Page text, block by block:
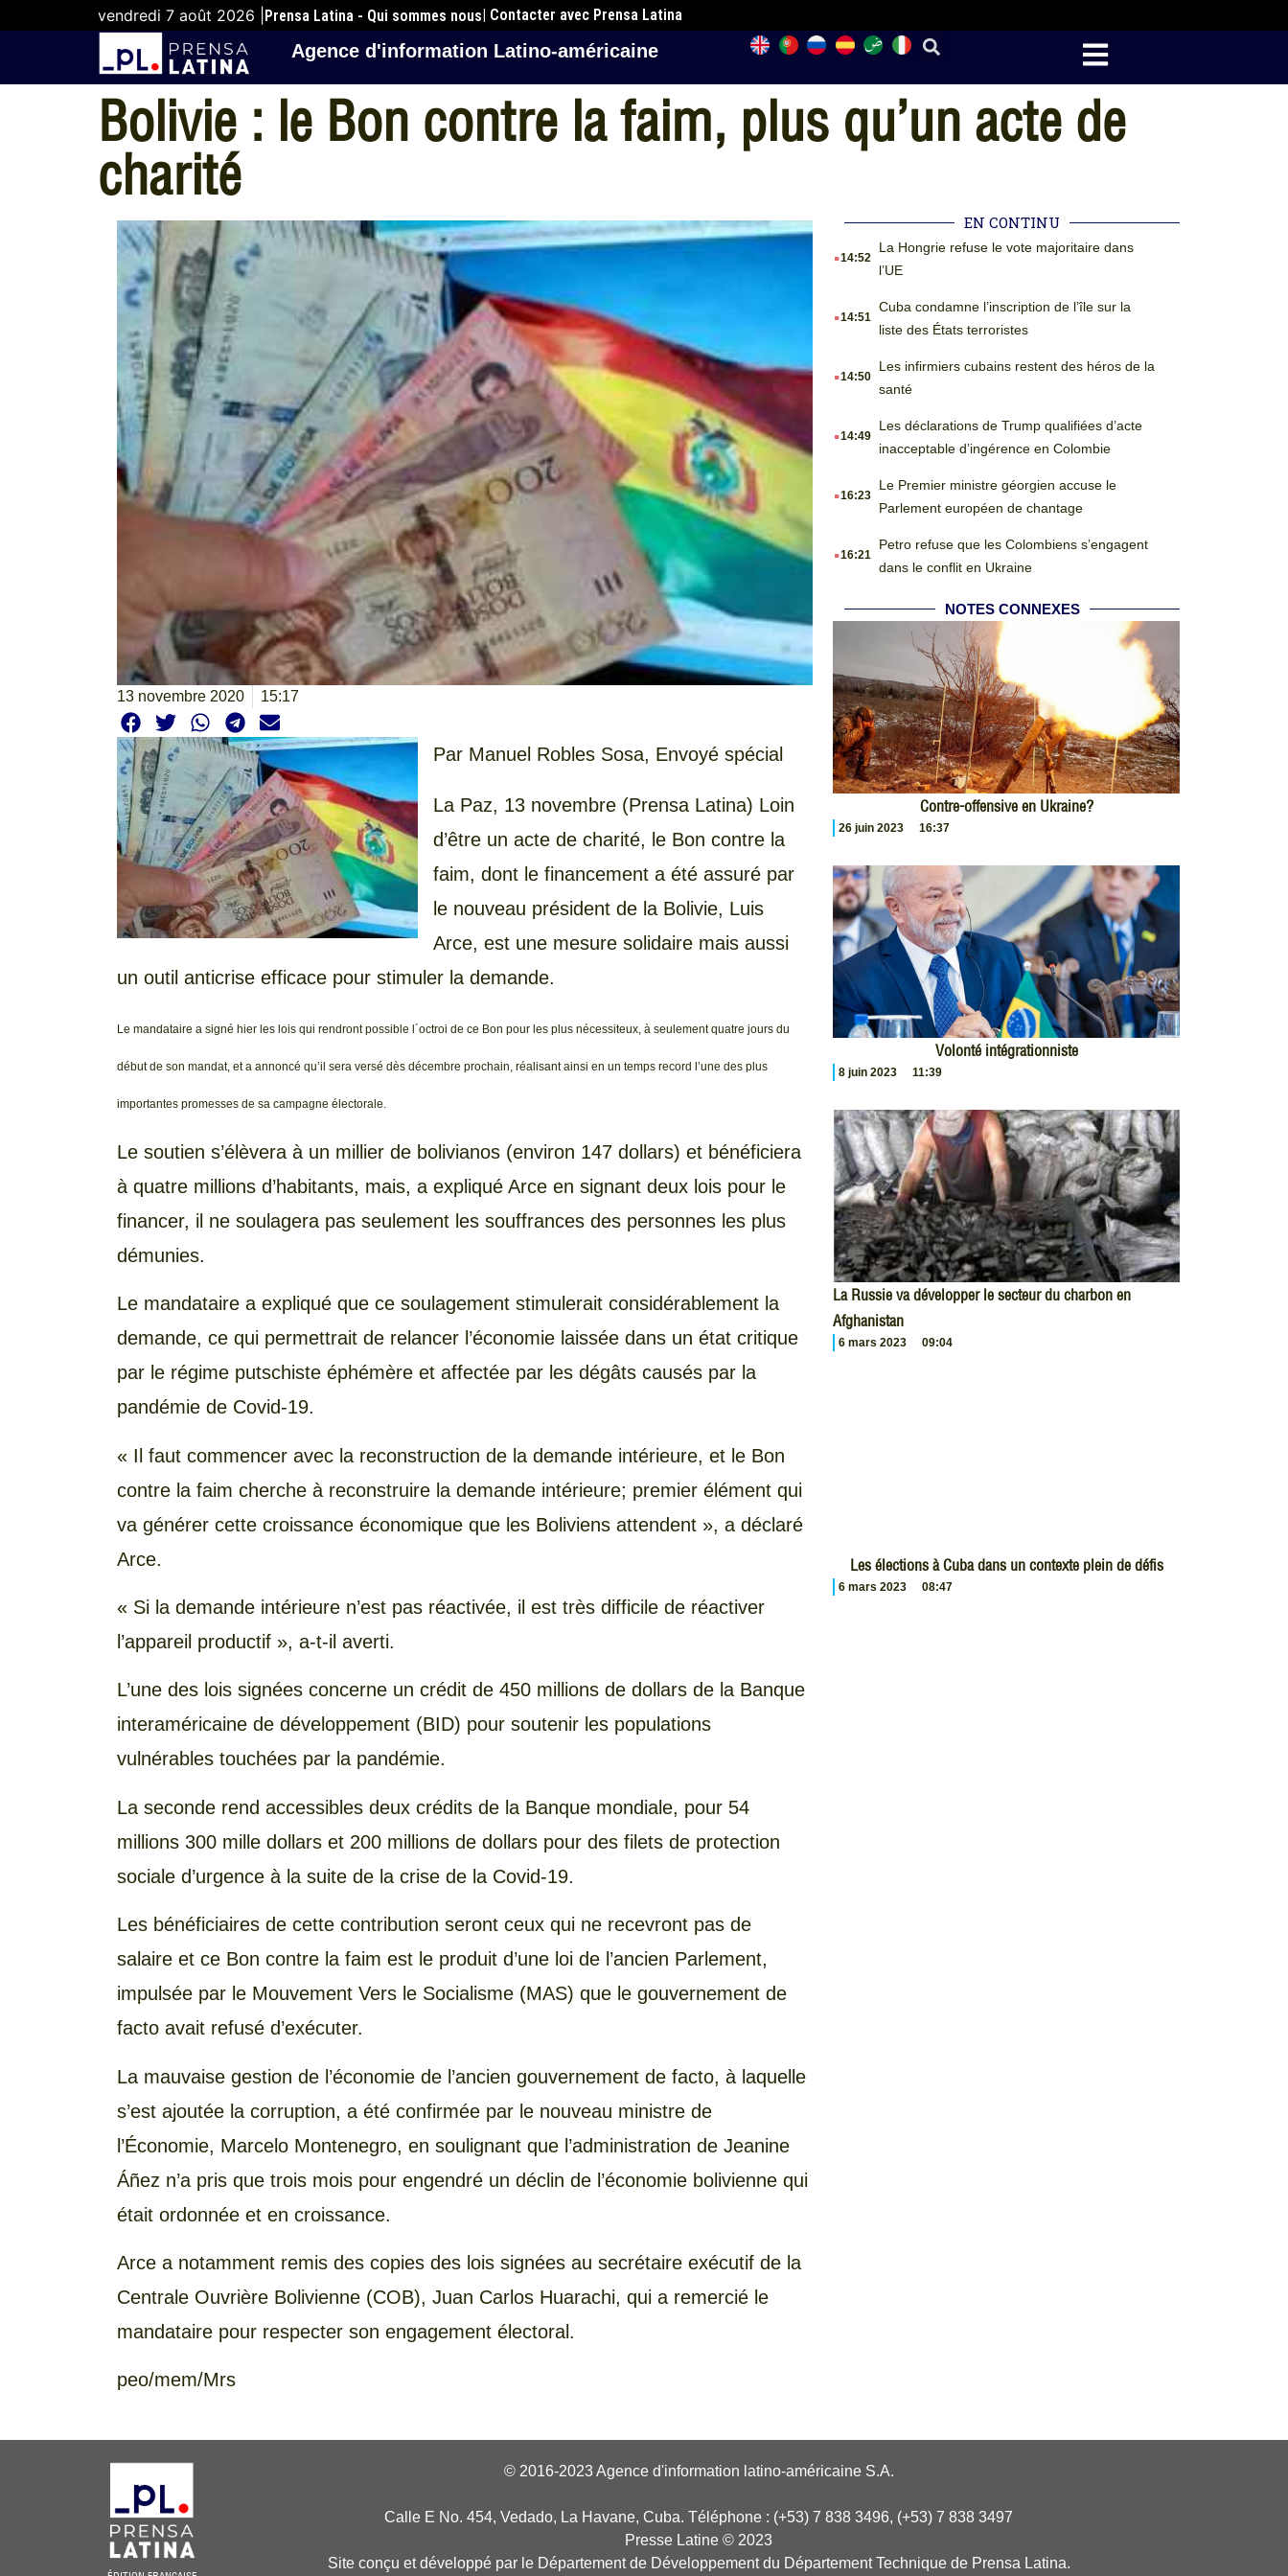
vendredi 7 août 2026 | Prensa Latina - Qui sommes nous| Contacter avec Prensa Latina
Agence d'information Latino-américaine
Bolivie : le Bon contre la faim, plus qu’un acte de
charité
13 novembre 2020 15:17
Par Manuel Robles Sosa, Envoyé spécial
La Paz, 13 novembre (Prensa Latina) Loin
d’être un acte de charité, le Bon contre la
faim, dont le financement a été assuré par
le nouveau président de la Bolivie, Luis
Arce, est une mesure solidaire mais aussi
un outil anticrise efficace pour stimuler la demande.
Le mandataire a signé hier les lois qui rendront possible l´octroi de ce Bon pour les plus nécessiteux, à seulement quatre jours du
début de son mandat, et a annoncé qu’il sera versé dès décembre prochain, réalisant ainsi en un temps record l’une des plus
importantes promesses de sa campagne électorale.
Le soutien s’élèvera à un millier de bolivianos (environ 147 dollars) et bénéficiera
à quatre millions d’habitants, mais, a expliqué Arce en signant deux lois pour le
financer, il ne soulagera pas seulement les souffrances des personnes les plus
démunies.
Le mandataire a expliqué que ce soulagement stimulerait considérablement la
demande, ce qui permettrait de relancer l’économie laissée dans un état critique
par le régime putschiste éphémère et affectée par les dégâts causés par la
pandémie de Covid-19.
« Il faut commencer avec la reconstruction de la demande intérieure, et le Bon
contre la faim cherche à reconstruire la demande intérieure; premier élément qui
va générer cette croissance économique que les Boliviens attendent », a déclaré
Arce.
« Si la demande intérieure n’est pas réactivée, il est très difficile de réactiver
l’appareil productif », a-t-il averti.
L’une des lois signées concerne un crédit de 450 millions de dollars de la Banque
interaméricaine de développement (BID) pour soutenir les populations
vulnérables touchées par la pandémie.
La seconde rend accessibles deux crédits de la Banque mondiale, pour 54
millions 300 mille dollars et 200 millions de dollars pour des filets de protection
sociale d’urgence à la suite de la crise de la Covid-19.
Les bénéficiaires de cette contribution seront ceux qui ne recevront pas de
salaire et ce Bon contre la faim est le produit d’une loi de l’ancien Parlement,
impulsée par le Mouvement Vers le Socialisme (MAS) que le gouvernement de
facto avait refusé d’exécuter.
La mauvaise gestion de l’économie de l’ancien gouvernement de facto, à laquelle
s’est ajoutée la corruption, a été confirmée par le nouveau ministre de
l’Économie, Marcelo Montenegro, en soulignant que l’administration de Jeanine
Áñez n’a pris que trois mois pour engendré un déclin de l’économie bolivienne qui
était ordonnée et en croissance.
Arce a notamment remis des copies des lois signées au secrétaire exécutif de la
Centrale Ouvrière Bolivienne (COB), Juan Carlos Huarachi, qui a remercié le
mandataire pour respecter son engagement électoral.
peo/mem/Mrs
EN CONTINU
.14:52
La Hongrie refuse le vote majoritaire dans
l’UE
.14:51
Cuba condamne l’inscription de l’île sur la
liste des États terroristes
.14:50
Les infirmiers cubains restent des héros de la
santé
.14:49
Les déclarations de Trump qualifiées d’acte
inacceptable d’ingérence en Colombie
.16:23
Le Premier ministre géorgien accuse le
Parlement européen de chantage
.16:21
Petro refuse que les Colombiens s’engagent
dans le conflit en Ukraine
NOTES CONNEXES
Contre-offensive en Ukraine?
26 juin 2023 16:37
Volonté intégrationniste
8 juin 2023 11:39
La Russie va développer le secteur du charbon en
Afghanistan
6 mars 2023 09:04
Les élections à Cuba dans un contexte plein de défis
6 mars 2023 08:47
© 2016-2023 Agence d'information latino-américaine S.A.
Calle E No. 454, Vedado, La Havane, Cuba. Téléphone : (+53) 7 838 3496, (+53) 7 838 3497
Presse Latine © 2023
Site conçu et développé par le Département de Développement du Département Technique de Prensa Latina.